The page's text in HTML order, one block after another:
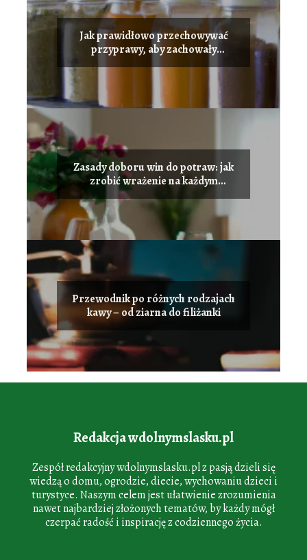
Jak prawidłowo przechowywać
przyprawy, aby zachowały
Zasady doboru win do potraw: jak
zrobić wrażenie na każdym
Przewodnik po różnych rodzajach
kawy – od ziarna do filiżanki
Redakcja wdolnymslasku.pl
Zespół redakcyjny wdolnymslasku.pl z pasją dzieli się
wiedzą o domu, ogrodzie, diecie, wychowaniu dzieci i
turystyce. Naszym celem jest ułatwienie zrozumienia
nawet najbardziej złożonych tematów, by każdy mógł
czerpać radość i inspirację z codziennego życia.